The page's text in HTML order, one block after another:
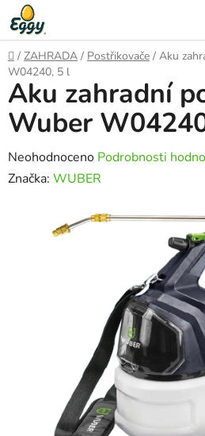
Přejít
na
obsah
Domů
/ ZAHRADA / Postřikovače / Aku
W04240, 5 l
Aku zahradní
Wuber
Průměrné
hodnocení
Neohodnoceno Podrobnosti
Značka: WUBER